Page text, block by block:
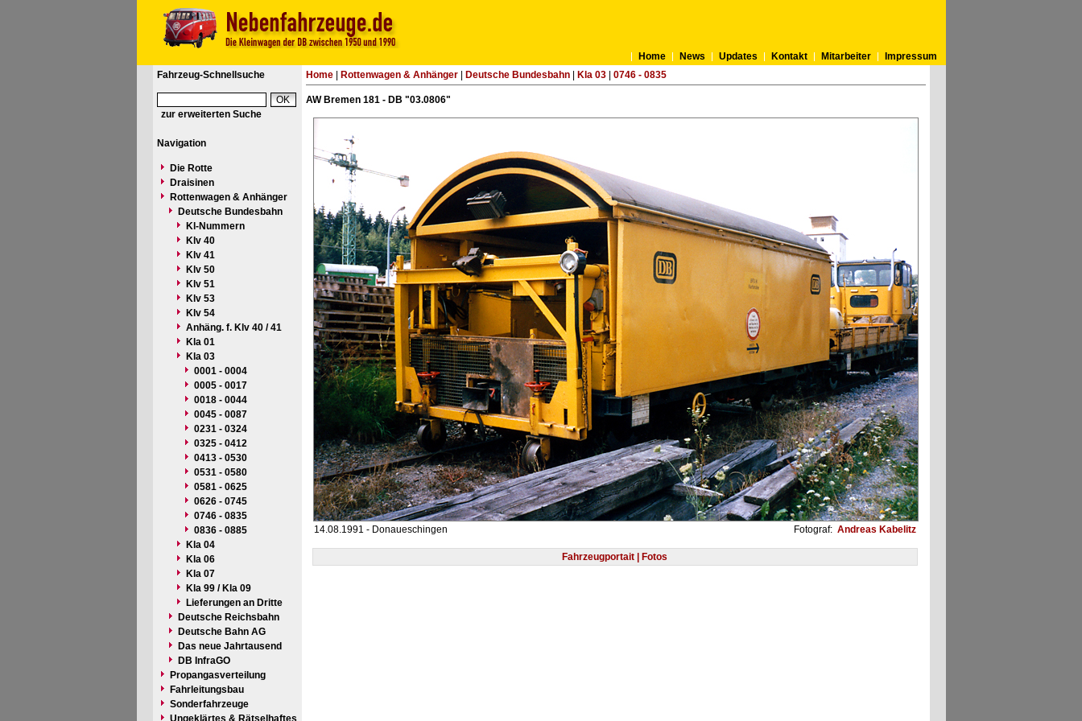
Home News Updates Kontakt Mitarbeiter
Impressum
Fahrzeug-Schnellsuche
zur erweiterten Suche
Navigation
Die Rotte
Draisinen
Rottenwagen & Anhänger
Deutsche Bundesbahn
Kl-Nummern
Klv 40
Klv 41
Klv 50
Klv 51
Klv 53
Klv 54
Anhäng. f. Klv 40 / 41
Kla 01
Kla 03
0001 - 0004
0005 - 0017
0018 - 0044
0045 - 0087
0231 - 0324
0325 - 0412
0413 - 0530
0531 - 0580
0581 - 0625
0626 - 0745
0746 - 0835
0836 - 0885
Kla 04
Kla 06
Kla 07
Kla 99 / Kla 09
Lieferungen an Dritte
Deutsche Reichsbahn
Deutsche Bahn AG
Das neue Jahrtausend
DB InfraGO
Propangasverteilung
Fahrleitungsbau
Sonderfahrzeuge
Ungeklärtes & Rätselhaftes
Home| Rottenwagen & Anhänger| Deutsche Bundesbahn| Kla 03| 0746 - 0835
AW Bremen 181 - DB "03.0806"
14.08.1991 - Donaueschingen Fotograf: Andreas Kabelitz
Fahrzeugportait | Fotos